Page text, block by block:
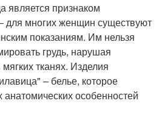
является признаком
для многих женщин существуют
показаниям. Им нельзя
грудь, нарушая
тканях. Изделия
– белье, которое
анатомических особенностей